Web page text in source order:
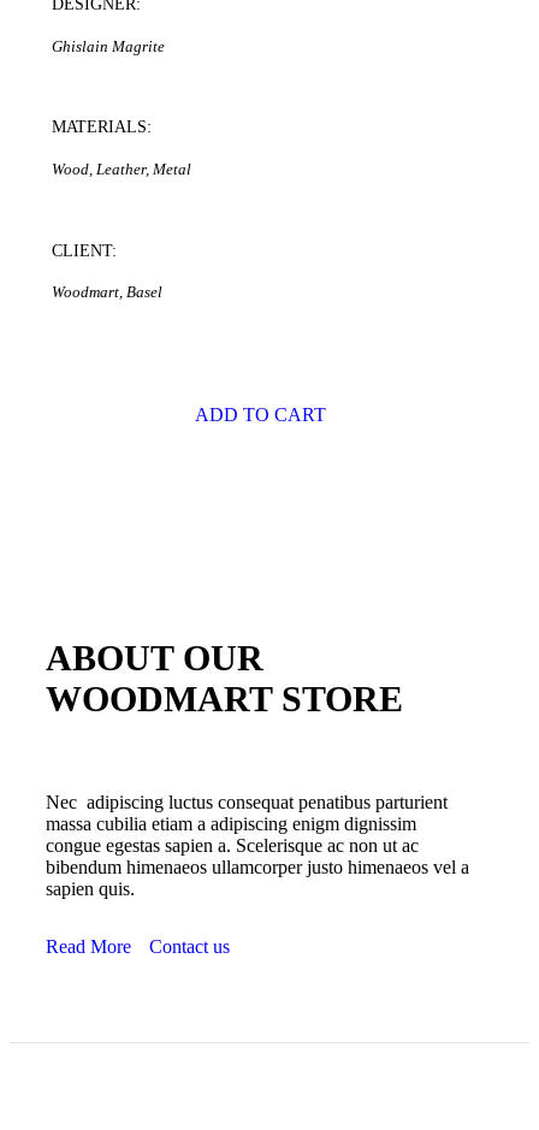
DESIGNER:
Ghislain Magrite
MATERIALS:
Wood, Leather, Metal
CLIENT:
Woodmart, Basel
ADD TO CART
ABOUT OUR
WOODMART STORE
Nec adipiscing luctus consequat penatibus parturient
massa cubilia etiam a adipiscing enigm dignissim
congue egestas sapien a. Scelerisque ac non ut ac
bibendum himenaeos ullamcorper justo himenaeos vel a
sapien quis.
Read More Contact us